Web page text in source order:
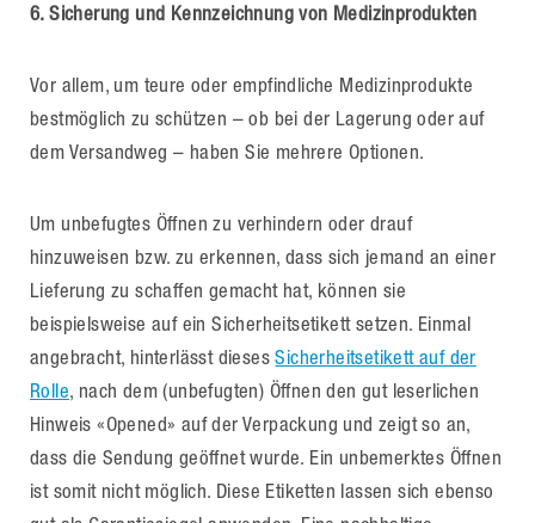
6. Sicherung und Kennzeichnung von Medizinprodukten
Vor allem, um teure oder empfindliche Medizinprodukte
bestmöglich zu schützen – ob bei der Lagerung oder auf
dem Versandweg – haben Sie mehrere Optionen.
Um unbefugtes Öffnen zu verhindern oder drauf
hinzuweisen bzw. zu erkennen, dass sich jemand an einer
Lieferung zu schaffen gemacht hat, können sie
beispielsweise auf ein Sicherheitsetikett setzen. Einmal
angebracht, hinterlässt diesesSicherheitsetikett auf der
Rolle, nach dem (unbefugten) Öffnen den gut leserlichen
Hinweis «Opened» auf der Verpackung und zeigt so an,
dass die Sendung geöffnet wurde. Ein unbemerktes Öffnen
ist somit nicht möglich. Diese Etiketten lassen sich ebenso